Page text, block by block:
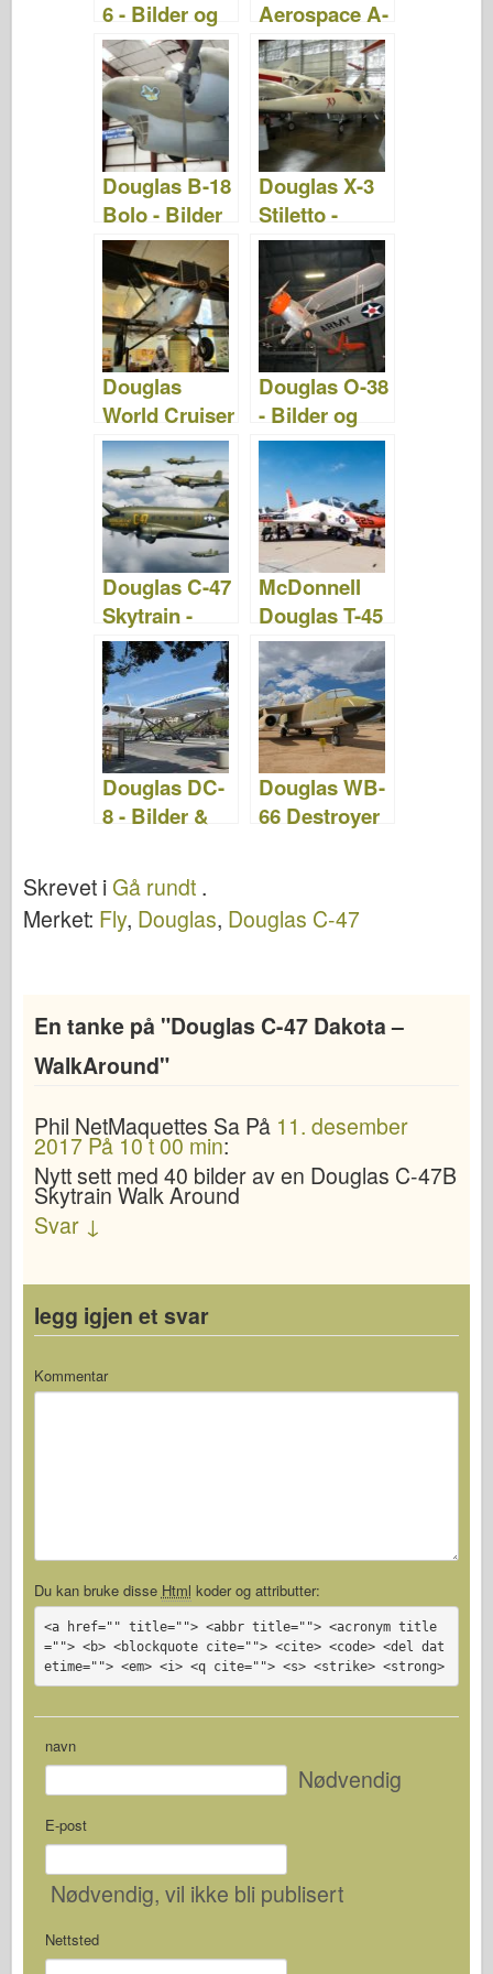
6 - Bilder og
Video
Aerospace A-
4SU Super
Skyhawk -
Bilder og
videoer
Douglas B-18
Bolo - Bilder
& Videoer
Douglas X-3
Stiletto -
Bilder og
videoer
Douglas
World Cruiser
- Bilder og
videoer
Douglas O-38
- Bilder og
Video
Douglas C-47
Skytrain -
Bilder &;
Video
McDonnell
Douglas T-45
Goshawk -
Bilder og
Video
Douglas DC-
8 - Bilder &
Douglas WB-
66 Destroyer
Skrevet iGå rundt .
Merket: Fly, Douglas, Douglas C-47
En tanke på "Douglas C-47 Dakota –
WalkAround"
Phil NetMaquettes SaPå 11. desember
2017 På 10 t 00 min:
Nytt sett med 40 bilder av en Douglas C-47B
Skytrain Walk Around
Svar ↓
legg igjen et svar
Kommentar
Du kan bruke disse Html koder og attributter:
<a href="" title=""> <abbr title=""> <acronym title
=""> <b> <blockquote cite=""> <cite> <code> <del dat
etime=""> <em> <i> <q cite=""> <s> <strike> <strong>
navn
Nødvendig
E-post
Nødvendig, vil ikke bli publisert
Nettsted